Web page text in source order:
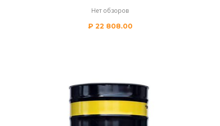
Нет обзоров
₽22 808.00